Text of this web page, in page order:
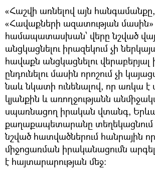
«Հաշվի առնելով այն
«Հավաքների ազատության մասին»
համապատասխան՝ վերը նշված
անցկացնելու իրազեկում չի
հավաքն անցկացնելու վերաբերյալ
ընդունելու մասին որոշում չի
նաև նկատի ունենալով, որ առկա է
կյանքին և առողջությանն
սպառնացող իրական վտանգ,
քաղաքապետարանը տեղեկացնում
նշված հատվածներում հանրային
միջոցառման իրականացումն
է հայտարարության մեջ: